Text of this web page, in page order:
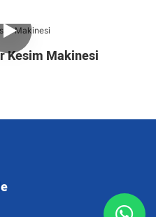
Kesim Makinesi